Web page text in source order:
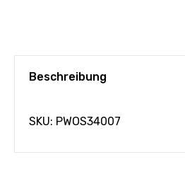
Beschreibung
SKU: PWOS34007